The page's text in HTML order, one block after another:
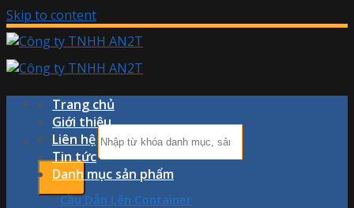
Skip to content
Tìm kiếm:
Trang chủ
Giới thiệu
Liên hệ
Tin tức
Danh mục sản phẩm
Cầu Dẫn Lên Container